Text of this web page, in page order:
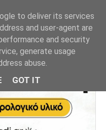
to deliver its services
and user-agent are
and security
generate usage
abuse.
GOT IT